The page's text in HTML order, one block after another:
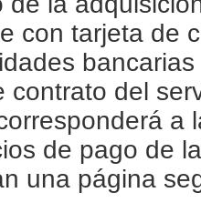
con tarjeta de
contrato del
a
de pago de
una página